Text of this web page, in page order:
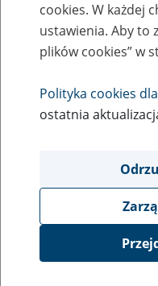
Zaproś ZUS do
eZUS w
Rodzaj wydarzenia
Szkolenia
Obszar merytoryczny
obsługa klientów
Opis wydarzenia
Platforma Usług
cookies. W każdej
ustawienia. Aby to
plików cookies” w
Polityka cookies
ostatnia